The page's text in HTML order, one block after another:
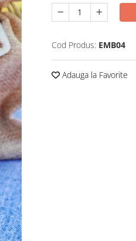
Cod Produs: EMB04
Adauga la Favorite